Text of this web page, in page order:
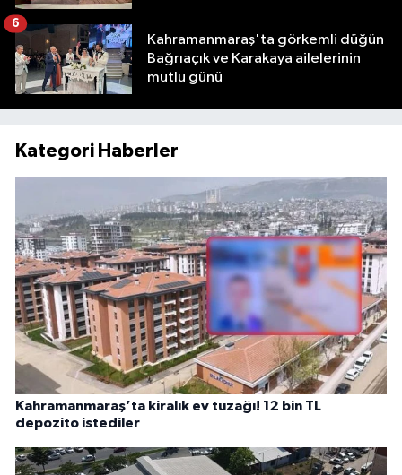
Kahramanmaraş'ta görkemli düğün
Bağrıaçık ve Karakaya ailelerinin
mutlu günü
6
Kategori Haberler
Kahramanmaraş’ta kiralık ev tuzağı! 12 bin TL
depozito istediler